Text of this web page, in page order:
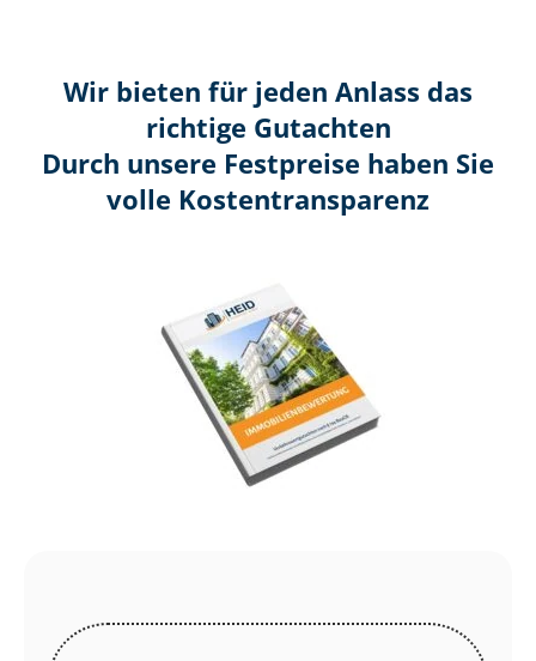
Wir bieten für jeden Anlass das
richtige Gutachten
Durch unsere Festpreise haben Sie
volle Kosten­transparenz